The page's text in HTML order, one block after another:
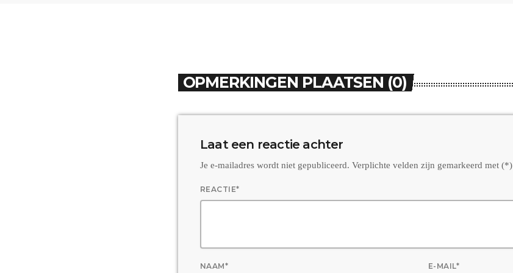
OPMERKINGEN PLAATSEN (0)
Laat een reactie achter
Je e-mailadres wordt niet gepubliceerd. Verplichte velden zijn gemarkeerd met (*)
REACTIE*
NAAM* E-MAIL*